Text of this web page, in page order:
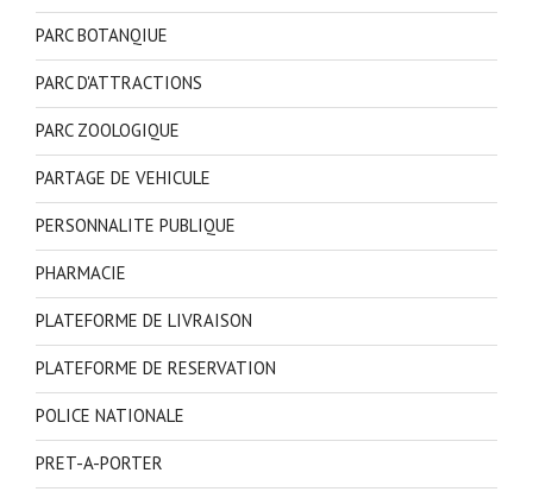
PARC BOTANQIUE
PARC D'ATTRACTIONS
PARC ZOOLOGIQUE
PARTAGE DE VEHICULE
PERSONNALITE PUBLIQUE
PHARMACIE
PLATEFORME DE LIVRAISON
PLATEFORME DE RESERVATION
POLICE NATIONALE
PRET-A-PORTER